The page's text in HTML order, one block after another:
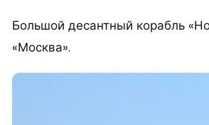
Большой десантный корабль
«Москва».